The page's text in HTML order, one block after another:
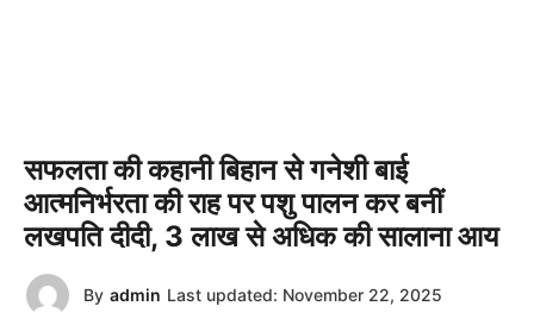
सफलता की कहानी बिहान से गनेशी बाई
आत्मनिर्भरता की राह पर पशु पालन कर बनीं
लखपति दीदी, 3 लाख से अधिक की सालाना आय
By admin Last updated: November 22, 2025